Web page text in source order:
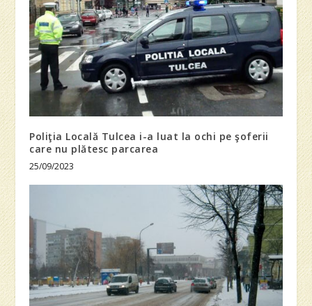
Poliţia Locală Tulcea i-a luat la ochi pe şoferii
care nu plătesc parcarea
25/09/2023